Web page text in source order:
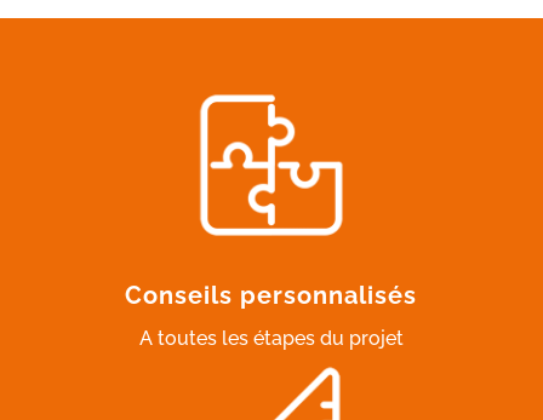
Conseils personnalisés
A toutes les étapes du projet